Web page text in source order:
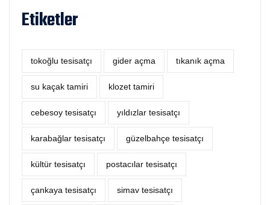
Etiketler
tokoğlu tesisatçı ‎gider açma tıkanık açma
su kaçak tamiri klozet tamiri
cebesoy tesisatçı yıldızlar tesisatçı
karabağlar tesisatçı güzelbahçe tesisatçı
kültür tesisatçı postacılar tesisatçı
çankaya tesisatçı simav tesisatçı